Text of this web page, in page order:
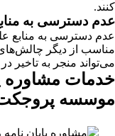
کنند.
عدم دسترسی به
عدم دسترسی به منابع
مناسب از دیگر
می‌تواند منجر به تاخیر
خدمات مشاوره
موسسه